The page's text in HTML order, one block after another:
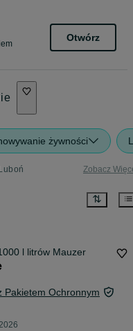
Otwórz
żywności
Zobacz
l litrów Mauzer
Pakietem Ochronnym